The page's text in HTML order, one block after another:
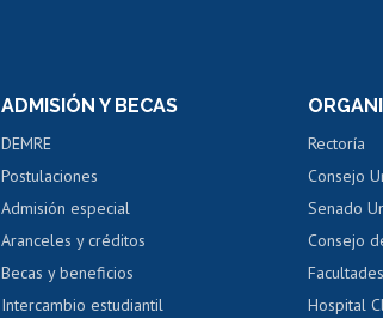
Consulta y certificado de notas
Servicio médico y dental
Pago de arancel y crédito alumnos
Pago de arancel y crédito exalumnos
Certificado de títulos y grados
ADMISIÓN Y BECAS
DEMRE
Postulaciones
Admisión especial
Aranceles y créditos
Becas y beneficios
Intercambio estudiantil
Rectoría
Consejo
Senado
Consejo
Hospital